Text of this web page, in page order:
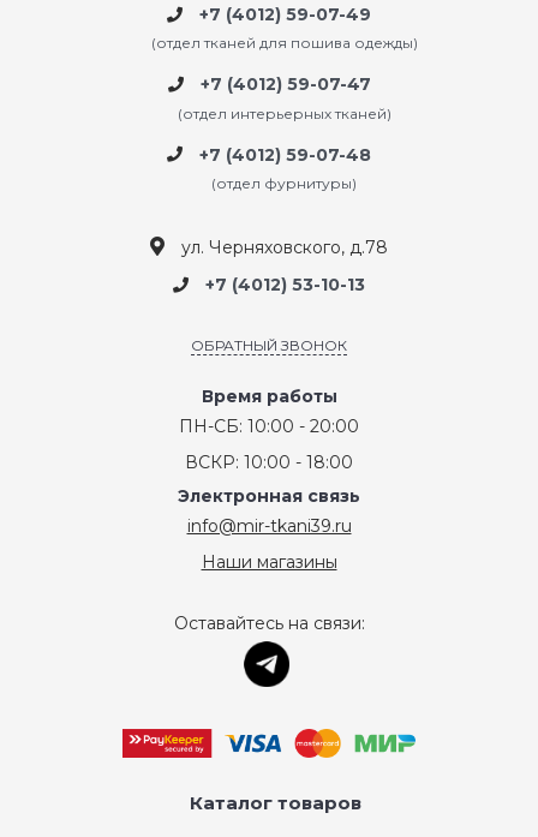
+7 (4012) 59-07-49
(отдел тканей для пошива одежды)
+7 (4012) 59-07-47
(отдел интерьерных тканей)
+7 (4012) 59-07-48
(отдел фурнитуры)
ул. Черняховского, д.78
+7 (4012) 53-10-13
ОБРАТНЫЙ ЗВОНОК
Время работы
ПН-СБ: 10:00 - 20:00
ВСКР: 10:00 - 18:00
Электронная связь
info@mir-tkani39.ru
Наши магазины
Оставайтесь на связи:
Каталог товаров